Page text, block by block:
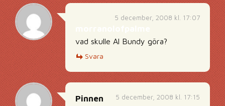
5 december, 2008 kl. 17:07
vad skulle Al Bundy göra?
Svara
5 december, 2008 kl. 17:15
Pinnen